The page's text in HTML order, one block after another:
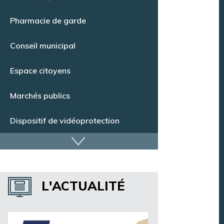
Pharmacie de garde
Conseil municipal
Espace citoyens
Marchés publics
Dispositif de vidéoprotection
Annuaire des services
Annuaire des associations
Argentan Aujourd’hui
L'ACTUALITÉ